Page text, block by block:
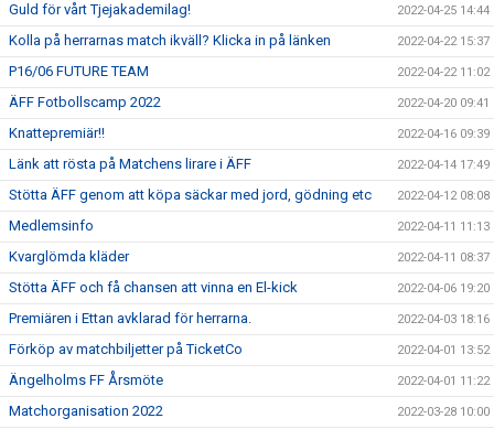
Guld för vårt Tjejakademilag! 2022-04-25 14:44
Kolla på herrarnas match ikväll? Klicka in på länken 2022-04-22 15:37
P16/06 FUTURE TEAM 2022-04-22 11:02
ÄFF Fotbollscamp 2022 2022-04-20 09:41
Knattepremiär!! 2022-04-16 09:39
Länk att rösta på Matchens lirare i ÄFF 2022-04-14 17:49
Stötta ÄFF genom att köpa säckar med jord, gödning etc 2022-04-12 08:08
Medlemsinfo 2022-04-11 11:13
Kvarglömda kläder 2022-04-11 08:37
Stötta ÄFF och få chansen att vinna en El-kick 2022-04-06 19:20
Premiären i Ettan avklarad för herrarna. 2022-04-03 18:16
Förköp av matchbiljetter på TicketCo 2022-04-01 13:52
Ängelholms FF Årsmöte 2022-04-01 11:22
Matchorganisation 2022 2022-03-28 10:00